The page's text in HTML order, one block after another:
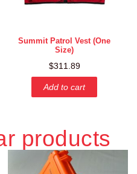
Summit Patrol Vest (One
Size)
$311.89
Add to cart
products